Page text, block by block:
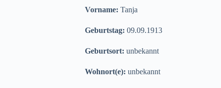
Vorname: Tanja
Geburtstag: 09.09.1913
Geburtsort: unbekannt
Wohnort(e): unbekannt